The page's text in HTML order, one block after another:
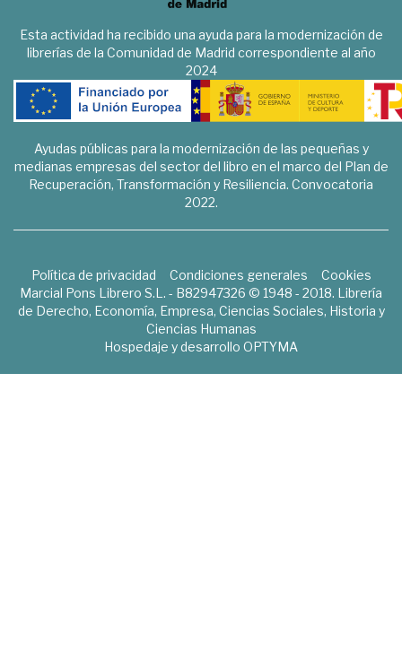
Esta actividad ha recibido una ayuda para la modernización de
librerías de la Comunidad de Madrid correspondiente al año
2024
Ayudas públicas para la modernización de las pequeñas y
medianas empresas del sector del libro en el marco del Plan de
Recuperación, Transformación y Resiliencia. Convocatoria
2022.
Política de privacidad Condiciones generales
Cookies
Marcial Pons Librero S.L. - B82947326 © 1948 - 2018. Librería
de Derecho, Economía, Empresa, Ciencias Sociales, Historia y
Ciencias Humanas
Hospedaje y desarrollo OPTYMA